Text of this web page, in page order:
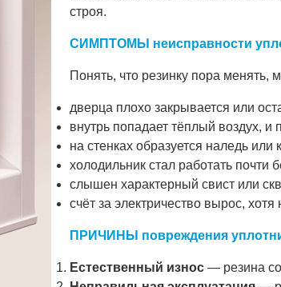
строя.
СИМПТОМЫ неисправности
Понять, что резинку пора менять,
дверца плохо закрывается или
внутрь попадает тёплый воздух, и
на стенках образуется наледь или
холодильник стал работать почти
слышен характерный свист или
счёт за электричество вырос,
ПРИЧИНЫ повреждения
Естественный износ— резина со